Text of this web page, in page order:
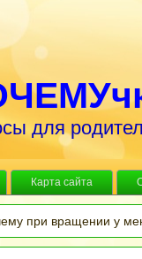
для
Карта сайта
при вращении у